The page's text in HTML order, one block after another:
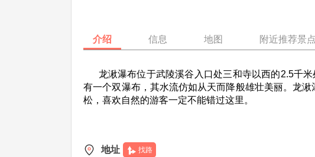
介绍 信息 地图 附近推荐景点
龙湫瀑布位于武陵溪谷入口处三和寺以西的2.5千米
有一个双瀑布，其水流仿如从天而降般雄壮美丽。龙
松，喜欢自然的游客一定不能错过这里。
地址 找路